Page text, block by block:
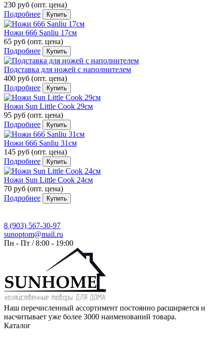
230 руб (опт. цена)
Подробнее
Купить
Ножи 666 Sаnliu 17см
65 руб (опт. цена)
Подробнее
Купить
Подставка для ножей с наполнителем
400 руб (опт. цена)
Подробнее
Купить
Ножи Sun Little Cook 29см
95 руб (опт. цена)
Подробнее
Купить
Ножи 666 Sanliu 31см
145 руб (опт. цена)
Подробнее
Купить
Ножи Sun Little Cook 24см
70 руб (опт. цена)
Подробнее
Купить
8 (903) 567-30-97
sunoptom@mail.ru
Пн - Пт / 8:00 - 19:00
Наш перечисленный ассортимент постоянно расширяется и
насчитывает уже более 3000 наименований товара.
Каталог